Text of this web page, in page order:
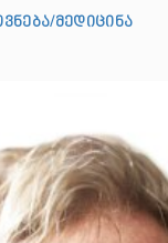
მედიცინა